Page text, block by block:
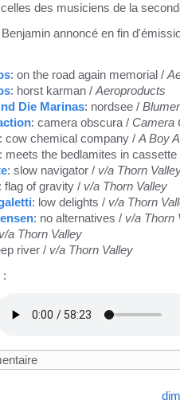
des musiciens de la
annoncé en fin
: on the road again memorial /
: horst karman / Aeroproducts
Die Marinas: nordsee /
: camera obscura / Camera
: cow chemical company / A Boy
: meets the bedlamites in
: slow navigator / v/a Thorn
: flag of gravity / v/a Thorn Valley
: low delights / v/a Thorn
: no alternatives / v/a Thorn
v/a Thorn Valley
river / v/a Thorn Valley
: